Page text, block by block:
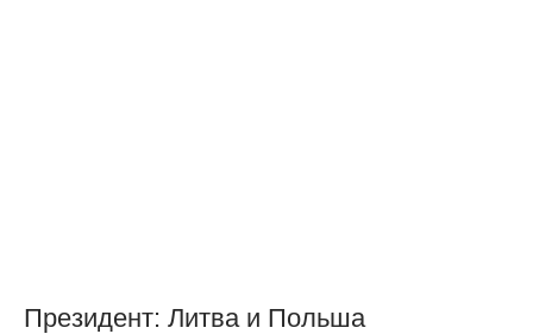
Президент: Литва и Польша